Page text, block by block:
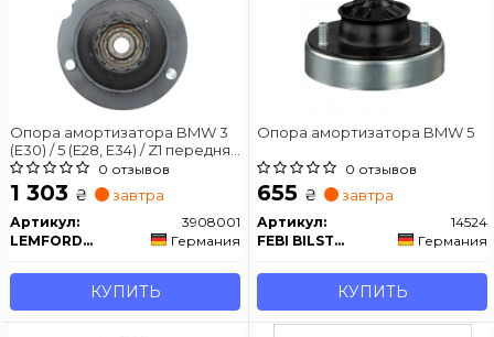
Опора амортизатора BMW 3
(E30) / 5 (E28, E34) / Z1 передняя
сторона 78-970 отзывов
1 303 ₴ завтра
Артикул:
3908001
LEMFORDER
Германия
КУПИТЬ
Опора амортизатора BMW 5
0 отзывов
655 ₴ завтра
Артикул:
14524
FEBI BILSTEIN
Германия
КУПИТЬ